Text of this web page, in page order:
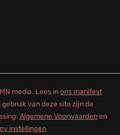
media. Lees inons manifest
van deze site zijn de
Algemene Voorwaardenen
instellingen